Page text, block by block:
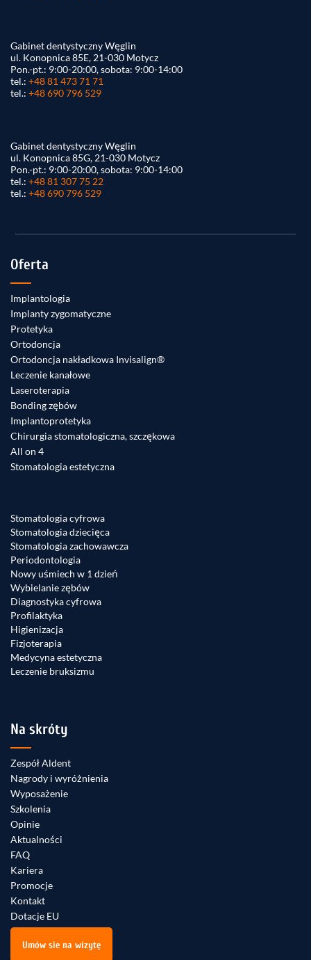
Gabinet dentystyczny Węglin
ul. Konopnica 85E, 21-030 Motycz
Pon.-pt.: 9:00-20:00, sobota: 9:00-14:00
tel.: +48 81 473 71 71
tel.: +48 690 796 529
Gabinet dentystyczny Węglin
ul. Konopnica 85G, 21-030 Motycz
Pon.-pt.: 9:00-20:00, sobota: 9:00-14:00
tel.: +48 81 307 75 22
tel.: +48 690 796 529
Oferta
Implantologia
Implanty zygomatyczne
Protetyka
Ortodoncja
Ortodoncja nakładkowa Invisalign®
Leczenie kanałowe
Laseroterapia
Bonding zębów
Implantoprotetyka
Chirurgia stomatologiczna, szczękowa
All on 4
Stomatologia estetyczna
Stomatologia cyfrowa
Stomatologia dziecięca
Stomatologia zachowawcza
Periodontologia
Nowy uśmiech w 1 dzień
Wybielanie zębów
Diagnostyka cyfrowa
Profilaktyka
Higienizacja
Fizjoterapia
Medycyna estetyczna
Leczenie bruksizmu
Na skróty
Zespół Aldent
Nagrody i wyróżnienia
Wyposażenie
Szkolenia
Opinie
Aktualności
FAQ
Kariera
Promocje
Kontakt
Dotacje EU
Umów sie na wizytę